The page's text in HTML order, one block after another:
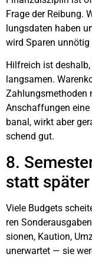
Fra­ge der Rei­bung.
lungs­da­ten haben
wird Spa­ren unnö­tig
Hilf­reich ist
lang­sa­men.
Zah­lungs­me­tho­den
Anschaf­fun­gen eine
banal, wirkt aber
schend gut.
8.
statt
Vie­le Bud­gets
ren
sio­nen, Kau­ti­on,
uner­war­tet — sie